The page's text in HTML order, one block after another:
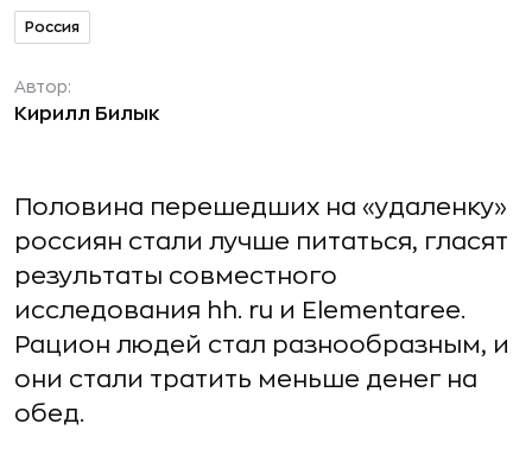
Россия
Автор:
Кирилл Билык
Половина перешедших на «удаленку»
россиян стали лучше питаться, гласят
результаты совместного
исследования hh. ru и Elementaree.
Рацион людей стал разнообразным, и
они стали тратить меньше денег на
обед.